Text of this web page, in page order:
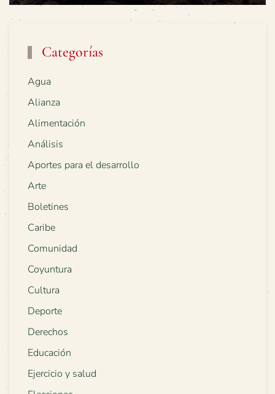
Categorías
Agua
Alianza
Alimentación
Análisis
Aportes para el desarrollo
Arte
Boletines
Caribe
Comunidad
Coyuntura
Cultura
Deporte
Derechos
Educación
Ejercicio y salud